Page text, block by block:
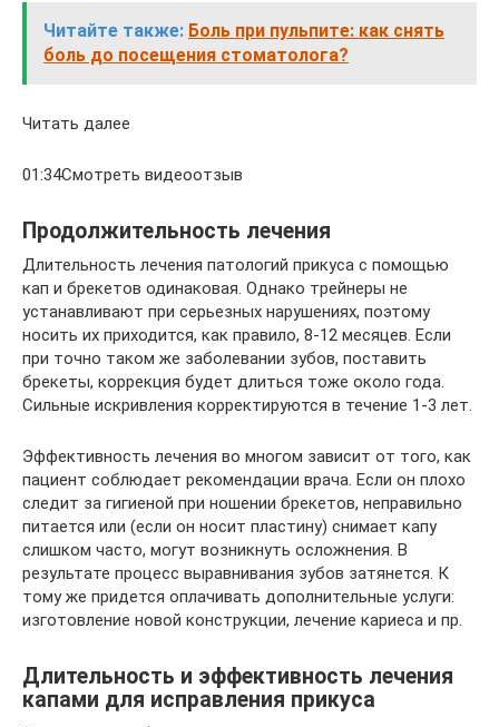
Читайте также: Боль при пульпите: как снять
боль до посещения стоматолога?
Читать далее
01:34Смотреть видеоотзыв
Продолжительность лечения
Длительность лечения патологий прикуса с помощью
кап и брекетов одинаковая. Однако трейнеры не
устанавливают при серьезных нарушениях, поэтому
носить их приходится, как правило, 8-12 месяцев. Если
при точно таком же заболевании зубов, поставить
брекеты, коррекция будет длиться тоже около года.
Сильные искривления корректируются в течение 1-3 лет.
Эффективность лечения во многом зависит от того, как
пациент соблюдает рекомендации врача. Если он плохо
следит за гигиеной при ношении брекетов, неправильно
питается или (если он носит пластину) снимает капу
слишком часто, могут возникнуть осложнения. В
результате процесс выравнивания зубов затянется. К
тому же придется оплачивать дополнительные услуги:
изготовление новой конструкции, лечение кариеса и пр.
Длительность и эффективность лечения
капами для исправления прикуса